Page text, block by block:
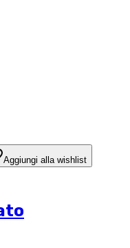
Aggiungi alla wishlist